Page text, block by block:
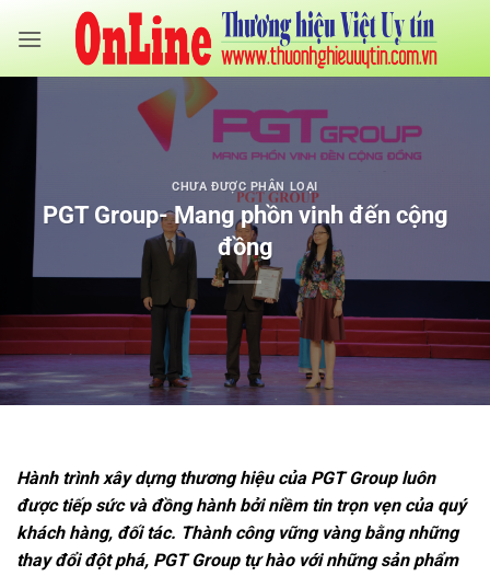
qua
CHƯA ĐƯỢC PHÂN LOẠI
PGT Group- Mang phồn vinh đến cộng
đồng
Hành trình xây dựng thương hiệu của PGT Group luôn
được tiếp sức và đồng hành bởi niềm tin trọn vẹn của quý
khách hàng, đối tác. Thành công vững vàng bằng những
thay đổi đột phá, PGT Group tự hào với những sản phẩm